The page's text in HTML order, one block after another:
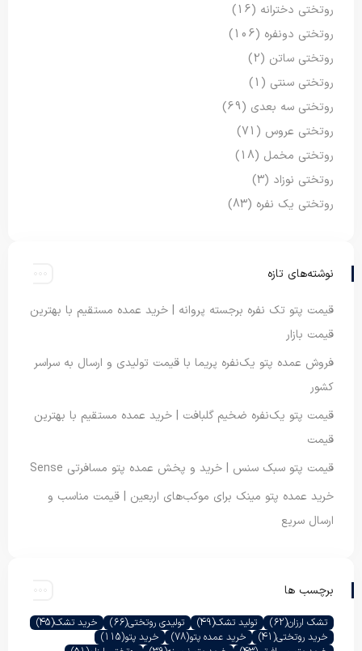
روتختی دخترانه (16)
روتختی دونفره (106)
روتختی ساتن (2)
روتختی سنتی (1)
روتختی سه بعدی (69)
روتختی عروس (71)
روتختی مخمل (18)
روتختی نوزاد (3)
روتختی یک نفره (83)
نوشته‌های تازه
قیمت پتو تک نفره برجسته پروانه | خرید عمده مستقیم با بهترین
قیمت بازار
فروش عمده پتو یک‌نفره پریما با قیمت تولیدی و ارسال به سراسر
کشور
قیمت پتو یک‌نفره ضخیم گلبافت | خرید عمده مستقیم با بهترین
قیمت
قیمت پتو سبک سنس | خرید و پخش عمده پتو مسافرتی Sense
خرید عمده پتو مینک برای موکب‌های اربعین | قیمت مناسب و
ارسال سریع
برچسب ها
تشک ارزان(62) تولید تشک(49) تولیدی روتختی(66) خرید تشک(45)
خرید روتختی(41) خرید عمده پتو(78) خرید پتو(115)